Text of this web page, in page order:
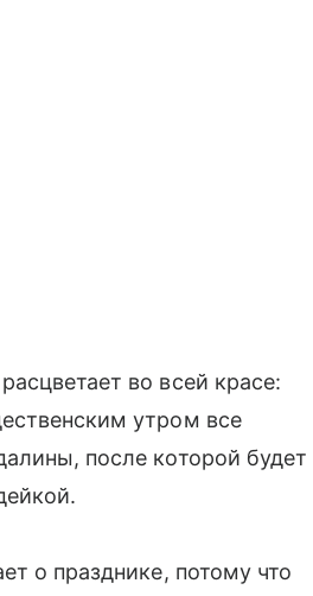
во всей красе:
утром все
после которой будет
о празднике, потому что